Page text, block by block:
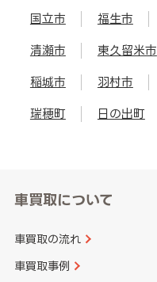
国立市 福生市
清瀬市 東久留米市
稲城市 羽村市
瑞穂町 日の出町
車買取について
車買取の流れ
車買取事例